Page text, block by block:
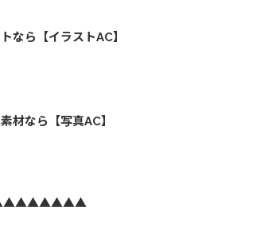
なら【イラストAC】
材なら【写真AC】